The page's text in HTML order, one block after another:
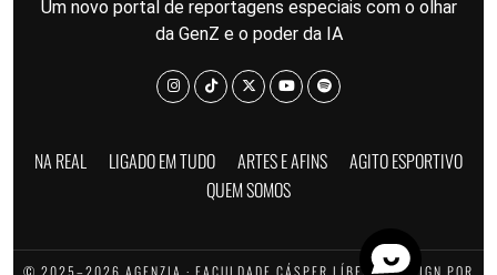
Um novo portal de reportagens especiais com o olhar
da GenZ e o poder da IA
NA REAL LIGADO EM TUDO ARTES E AFINS
AGITO ESPORTIVO
QUEM SOMOS
© 2025–2026 AGENZIA · FACULDADE CÁSPER LÍBERO · DESIGN POR